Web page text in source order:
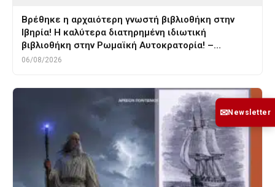
Βρέθηκε η αρχαιότερη γνωστή βιβλιοθήκη στην
Ιβηρία! Η καλύτερα διατηρημένη ιδιωτική
βιβλιοθήκη στην Ρωμαϊκή Αυτοκρατορία! –…
06/08/2026
✉Newsletter